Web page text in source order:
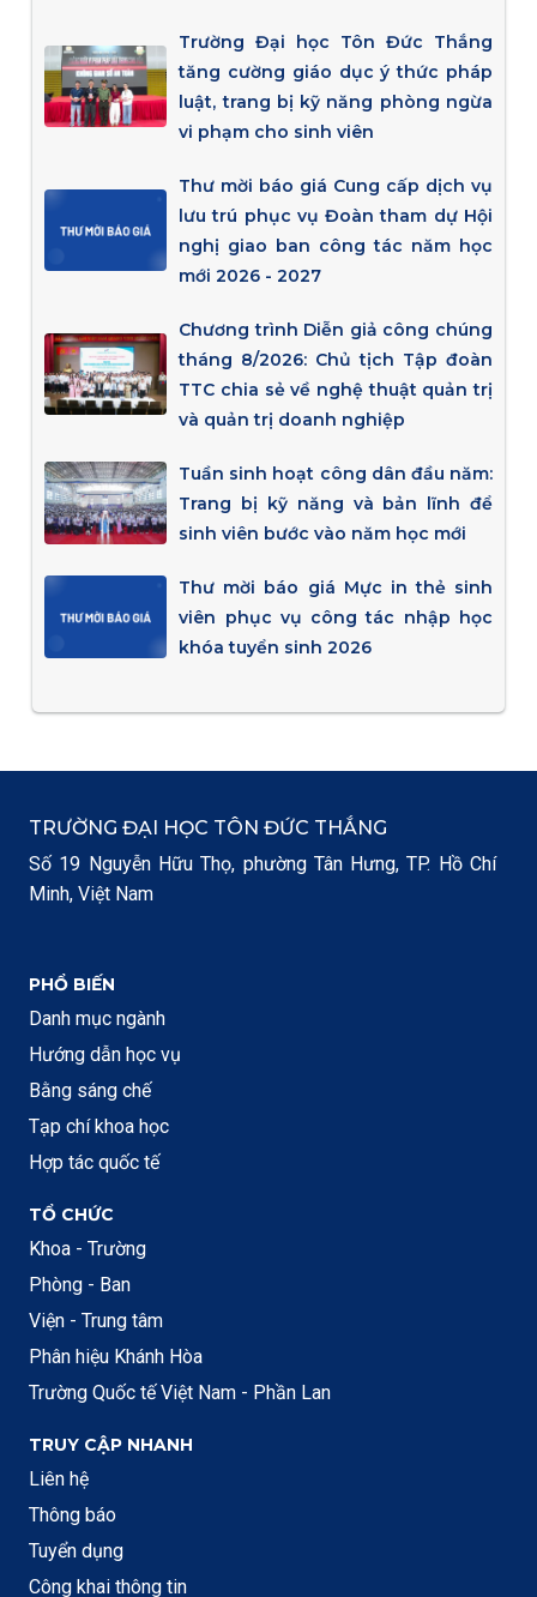
Trường Đại học Tôn Đức Thắng
tăng cường giáo dục ý thức pháp
luật, trang bị kỹ năng phòng ngừa
vi phạm cho sinh viên
Thư mời báo giá Cung cấp dịch vụ
lưu trú phục vụ Đoàn tham dự Hội
nghị giao ban công tác năm học
mới 2026 - 2027
Chương trình Diễn giả công chúng
tháng 8/2026: Chủ tịch Tập đoàn
TTC chia sẻ về nghệ thuật quản trị
và quản trị doanh nghiệp
Tuần sinh hoạt công dân đầu năm:
Trang bị kỹ năng và bản lĩnh để
sinh viên bước vào năm học mới
Thư mời báo giá Mực in thẻ sinh
viên phục vụ công tác nhập học
khóa tuyển sinh 2026
TRƯỜNG ĐẠI HỌC TÔN ĐỨC THẮNG
Số 19 Nguyễn Hữu Thọ, phường Tân Hưng, TP. Hồ Chí
Minh, Việt Nam
PHỔ BIẾN
Danh mục ngành
Hướng dẫn học vụ
Bằng sáng chế
Tạp chí khoa học
Hợp tác quốc tế
TỔ CHỨC
Khoa - Trường
Phòng - Ban
Viện - Trung tâm
Phân hiệu Khánh Hòa
Trường Quốc tế Việt Nam - Phần Lan
TRUY CẬP NHANH
Liên hệ
Thông báo
Tuyển dụng
Công khai thông tin